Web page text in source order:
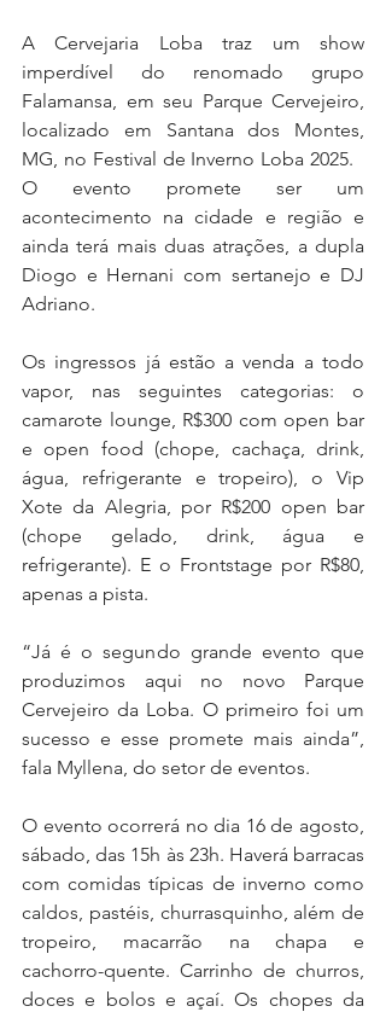
A Cervejaria Loba traz um show
imperdível do renomado grupo
Falamansa, em seu Parque Cervejeiro,
localizado em Santana dos Montes,
MG, no Festival de Inverno Loba 2025.
O evento promete ser um
acontecimento na cidade e região e
ainda terá mais duas atrações, a dupla
Diogo e Hernani com sertanejo e DJ
Adriano.
Os ingressos já estão a venda a todo
vapor, nas seguintes categorias: o
camarote lounge, R$300 com open bar
e open food (chope, cachaça, drink,
água, refrigerante e tropeiro), o Vip
Xote da Alegria, por R$200 open bar
(chope gelado, drink, água e
refrigerante). E o Frontstage por R$80,
apenas a pista.
“Já é o segundo grande evento que
produzimos aqui no novo Parque
Cervejeiro da Loba. O primeiro foi um
sucesso e esse promete mais ainda”,
fala Myllena, do setor de eventos.
O evento ocorrerá no dia 16 de agosto,
sábado, das 15h às 23h. Haverá barracas
com comidas típicas de inverno como
caldos, pastéis, churrasquinho, além de
tropeiro, macarrão na chapa e
cachorro-quente. Carrinho de churros,
doces e bolos e açaí. Os chopes da